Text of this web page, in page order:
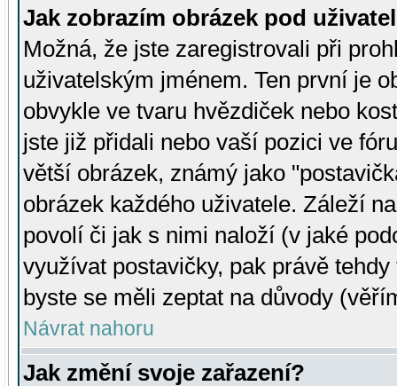
Jak zobrazím obrázek pod
Možná, že jste zaregistrovali při
uživatelským jménem. Ten první je
obvykle ve tvaru hvězdiček nebo
jste již přidali nebo vaší pozici ve
větší obrázek, známý jako
obrázek každého uživatele. Záleží
povolí či jak s nimi naloží (v jaké
využívat postavičky, pak právě
byste se měli zeptat na důvody
Návrat nahoru
Jak změní svoje zařazení?